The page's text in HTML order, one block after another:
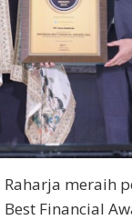
Raharja meraih
Financial